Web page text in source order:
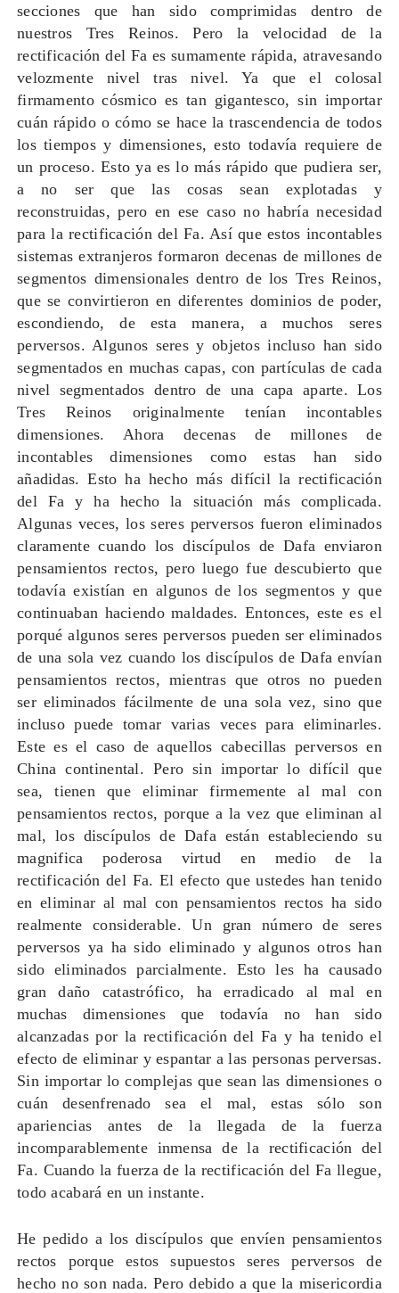
secciones que han sido comprimidas dentro de
nuestros Tres Reinos. Pero la velocidad de la
rectificación del Fa es sumamente rápida, atravesando
velozmente nivel tras nivel. Ya que el colosal
firmamento cósmico es tan gigantesco, sin importar
cuán rápido o cómo se hace la trascendencia de todos
los tiempos y dimensiones, esto todavía requiere de
un proceso. Esto ya es lo más rápido que pudiera ser,
a no ser que las cosas sean explotadas y
reconstruidas, pero en ese caso no habría necesidad
para la rectificación del Fa. Así que estos incontables
sistemas extranjeros formaron decenas de millones de
segmentos dimensionales dentro de los Tres Reinos,
que se convirtieron en diferentes dominios de poder,
escondiendo, de esta manera, a muchos seres
perversos. Algunos seres y objetos incluso han sido
segmentados en muchas capas, con partículas de cada
nivel segmentados dentro de una capa aparte. Los
Tres Reinos originalmente tenían incontables
dimensiones. Ahora decenas de millones de
incontables dimensiones como estas han sido
añadidas. Esto ha hecho más difícil la rectificación
del Fa y ha hecho la situación más complicada.
Algunas veces, los seres perversos fueron eliminados
claramente cuando los discípulos de Dafa enviaron
pensamientos rectos, pero luego fue descubierto que
todavía existían en algunos de los segmentos y que
continuaban haciendo maldades. Entonces, este es el
porqué algunos seres perversos pueden ser eliminados
de una sola vez cuando los discípulos de Dafa envían
pensamientos rectos, mientras que otros no pueden
ser eliminados fácilmente de una sola vez, sino que
incluso puede tomar varias veces para eliminarles.
Este es el caso de aquellos cabecillas perversos en
China continental. Pero sin importar lo difícil que
sea, tienen que eliminar firmemente al mal con
pensamientos rectos, porque a la vez que eliminan al
mal, los discípulos de Dafa están estableciendo su
magnifica poderosa virtud en medio de la
rectificación del Fa. El efecto que ustedes han tenido
en eliminar al mal con pensamientos rectos ha sido
realmente considerable. Un gran número de seres
perversos ya ha sido eliminado y algunos otros han
sido eliminados parcialmente. Esto les ha causado
gran daño catastrófico, ha erradicado al mal en
muchas dimensiones que todavía no han sido
alcanzadas por la rectificación del Fa y ha tenido el
efecto de eliminar y espantar a las personas perversas.
Sin importar lo complejas que sean las dimensiones o
cuán desenfrenado sea el mal, estas sólo son
apariencias antes de la llegada de la fuerza
incomparablemente inmensa de la rectificación del
Fa. Cuando la fuerza de la rectificación del Fa llegue,
todo acabará en un instante.
He pedido a los discípulos que envíen pensamientos
rectos porque estos supuestos seres perversos de
hecho no son nada. Pero debido a que la misericordia